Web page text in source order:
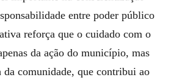
entre poder público
reforça que o cuidado com o
da ação do município, mas
da comunidade, que contribui ao